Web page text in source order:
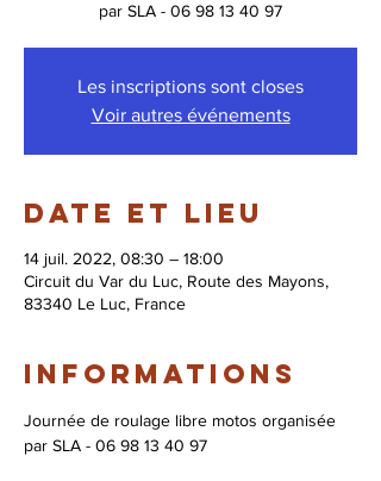
par SLA - 06 98 13 40 97
Les inscriptions sont closes
Voir autres événements
Date et lieu
14 juil. 2022, 08:30 – 18:00
Circuit du Var du Luc, Route des Mayons,
83340 Le Luc, France
Informations
Journée de roulage libre motos organisée
par SLA - 06 98 13 40 97